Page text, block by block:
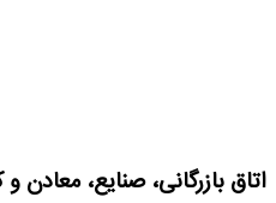
اتاق بازرگانی، صنایع، معادن